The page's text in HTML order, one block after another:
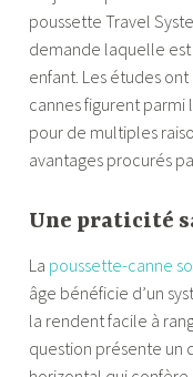
e
poussette Travel
demande laquelle est
enfant. Les études
cannes figurent parmi
pour de multiples
avantages procurés
Une praticité
La poussette-canne
âge bénéficie d’un
la rendent facile à
question présente un